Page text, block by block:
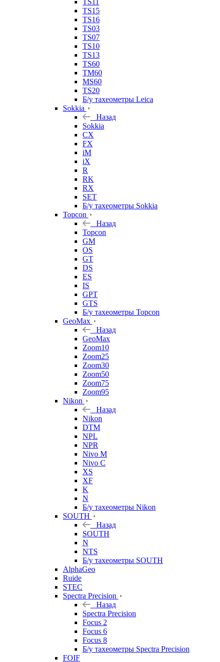
TS11
TS15
TS16
TS03
TS07
TS10
TS13
TS60
TM60
MS60
TS20
Б/у тахеометры Leica
Sokkia
Назад
Sokkia
CX
FX
iM
iX
R
RK
RX
SET
Б/у тахеометры Sokkia
Topcon
Назад
Topcon
GM
OS
GT
DS
ES
IS
GPT
GTS
Б/у тахеометры Topcon
GeoMax
Назад
GeoMax
Zoom10
Zoom25
Zoom30
Zoom50
Zoom75
Zoom95
Nikon
Назад
Nikon
DTM
NPL
NPR
Nivo M
Nivo C
XS
XF
K
N
Б/у тахеометры Nikon
SOUTH
Назад
SOUTH
N
NTS
Б/у тахеометры SOUTH
AlphaGeo
Ruide
STEC
Spectra Precision
Назад
Spectra Precision
Focus 2
Focus 6
Focus 8
Б/у тахеометры Spectra Precision
FOIF